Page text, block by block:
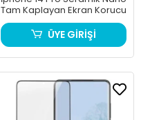
Tam Kaplayan Ekran Korucu
ÜYE GİRİŞİ